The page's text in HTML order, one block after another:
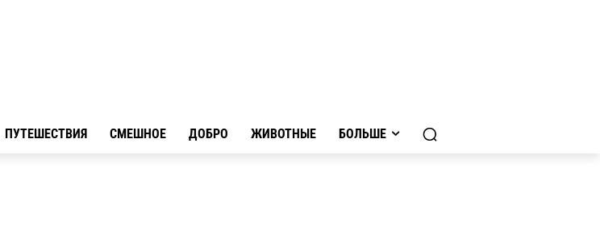
ПУТЕШЕСТВИЯ СМЕШНОЕ ДОБРО ЖИВОТНЫЕ БОЛЬШЕ